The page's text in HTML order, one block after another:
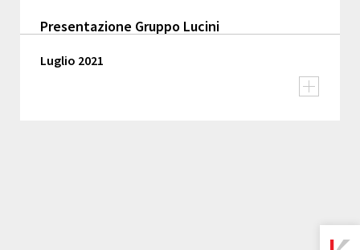
Presentazione Gruppo Lucini
Luglio 2021